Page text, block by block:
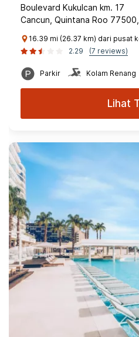
Boulevard Kukulcan km. 17
Cancun, Quintana Roo
16.39 mi (26.37 km) dari pusat
2.29
(7 reviews)
Parkir Kolam Renang
Lihat